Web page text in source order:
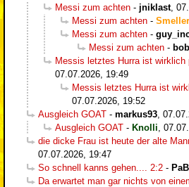
Messi zum achten - jniklast,
Messi zum achten - Smeller
Messi zum achten -
Messi zum achten -
Messis letztes Hurra ist wirklich
07.07.2026, 19:49
Messis letztes Hurra ist
07.07.2026, 19:52
Ausgleich GOAT - markus93
Ausgleich GOAT - Knolli
die dicke Frau ist heute der alte
07.07.2026, 19:47
So schnell kanns gehen.... 2:2 -
Da erwartet man gar nichts von